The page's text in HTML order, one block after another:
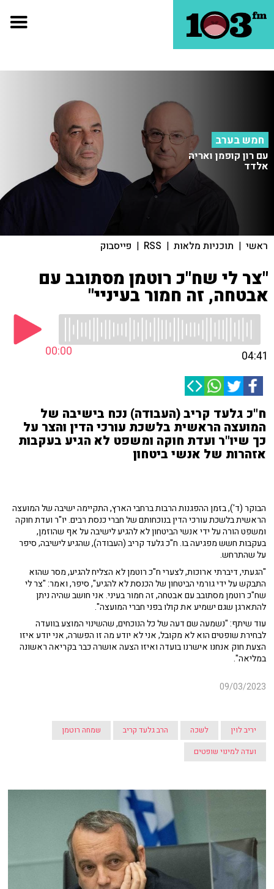
חמש בערב
עם רון קופמן ואריה
אלדד
ראשי | תוכניות מלאות |
RSS
| פייסבוק
"צר לי שח"כ רוטמן מסתובב עם
אבטחה, זה חמור בעיניי"
00:00 04:41
ח"כ גלעד קריב (העבודה) נכח בישיבה של
המועצה הראשית בלשכת עורכי הדין והצר על
כך שיו"ר ועדת חוקה ומשפט לא הגיע בעקבות
אזהרות של אנשי ביטחון
הבוקר (ד'), בזמן ההפגנות הרבות ברחבי הארץ, התקיימה ישיבה של המועצה
הראשית בלשכת עורכי הדין בנוכחותם של חברי כנסת רבים. יו"ר ועדת חוקה
ומשפט הורה על ידי אנשי הביטחון לא להגיע לישיבה על אף שהוזמן,
בעקבות חשש מפגיעה בו. ח"כ גלעד קריב (העבודה), שהגיע לישיבה, סיפר
על שהתרחש.
"הגעתי, דיברתי ארוכות, לצערי ח"כ רוטמן לא הצליח להגיע, מסר שהוא
התבקש על ידי גורמי הביטחון של הכנסת לא להגיע", סיפר, ואמר: "צר לי
שח"כ רוטמן מסתובב עם אבטחה, זה חמור בעיני. אני חושב שהיה ניתן
להתארגן שגם ישמיע את קולו בפני חברי המועצה".
עוד שיתף: "נשמעה שם דעה של כל הנוכחים, שהשינוי המוצע בוועדה
לבחירת שופטים הוא לא מקובל, אני לא יודע מה זו הפשרה, אני יודע איזו
הצעת חוק אנחנו אישרנו בועדה ואיזו הצעה אושרה כבר בקריאה ראשונה
במליאה".
09/03/2023
יריב לוין לשכה הרב גלעד קריב
שמחה רוטמן
ועדה למינוי שופטים